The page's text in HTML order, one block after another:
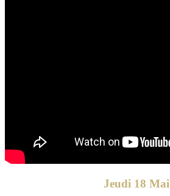
Jeudi 18 Mai